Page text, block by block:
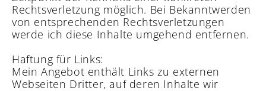
Rechtsverletzung möglich. Bei Bekanntwerden
von entsprechenden Rechtsverletzungen
werde ich diese Inhalte umgehend entfernen.
Haftung für Links:
Mein Angebot enthält Links zu externen
Webseiten Dritter, auf deren Inhalte wir